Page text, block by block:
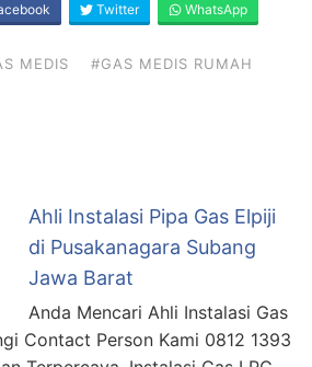
Twitter WhatsApp
MEDIS
#GAS MEDIS RUMAH
Ahli Instalasi Pipa Gas Elpiji
di Pusakanagara Subang
Jawa Barat
Anda Mencari Ahli Instalasi Gas
Contact Person Kami 0812 1393